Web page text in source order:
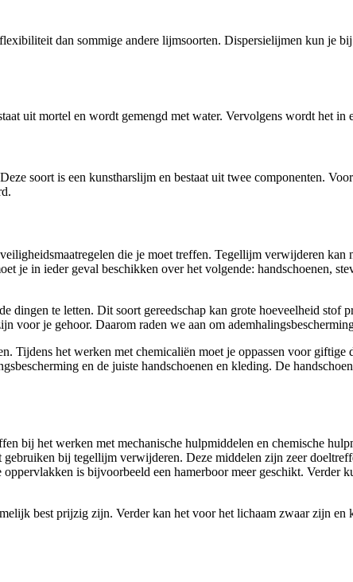
dan sommige andere lijmsoorten. Dispersielijmen kun je
uit mortel en wordt gemengd met water. Vervolgens wordt het in
soort is een kunstharslijm en bestaat uit twee componenten.
die je moet treffen. Tegellijm verwijderen
je in ieder geval beschikken over het volgende: handschoenen,
dingen te letten. Dit soort gereedschap kan grote hoeveelheid
voor je gehoor. Daarom raden we aan om
Tijdens het werken met chemicaliën moet je oppassen voor
en de juiste handschoenen en kleding. De
bij het werken met mechanische hulpmiddelen en chemische
bij tegellijm verwijderen. Deze middelen zijn zeer
is bijvoorbeeld een hamerboor meer geschikt. Verder
best prijzig zijn. Verder kan het voor het lichaam zwaar zijn